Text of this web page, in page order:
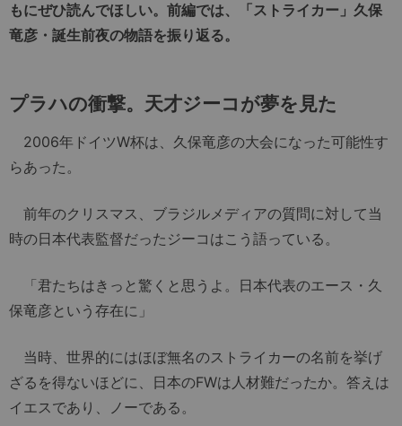
もにぜひ読んでほしい。前編では、「ストライカー」久保
竜彦・誕生前夜の物語を振り返る。
プラハの衝撃。天才ジーコが夢を見た
2006年ドイツW杯は、久保竜彦の大会になった可能性す
らあった。
前年のクリスマス、ブラジルメディアの質問に対して当
時の日本代表監督だったジーコはこう語っている。
「君たちはきっと驚くと思うよ。日本代表のエース・久
保竜彦という存在に」
当時、世界的にはほぼ無名のストライカーの名前を挙げ
ざるを得ないほどに、日本のFWは人材難だったか。答えは
イエスであり、ノーである。